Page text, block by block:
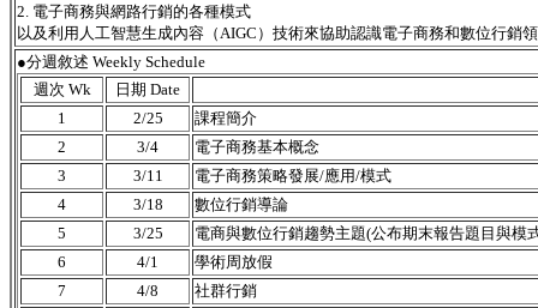
2. 電子商務與網路行銷的各種模式
以及利用人工智慧生成內容（AIGC）技術來協助認識電子商務和數位行銷
●分週敘述 Weekly Schedule
週次 Wk
日期 Date
1
2/25
課程簡介
2
3/4
電子商務基本概念
3
3/11
電子商務策略發展/應用/模式
4
3/18
數位行銷導論
5
3/25
電商與數位行銷趨勢主題(公布期末報告題目與模
6
4/1
學術周放假
7
4/8
社群行銷